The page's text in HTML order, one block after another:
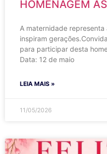
HOMENAGEM
A maternidade
inspiram
para participar desta
Data: 12 de maio
LEIA MAIS »
11/05/2026